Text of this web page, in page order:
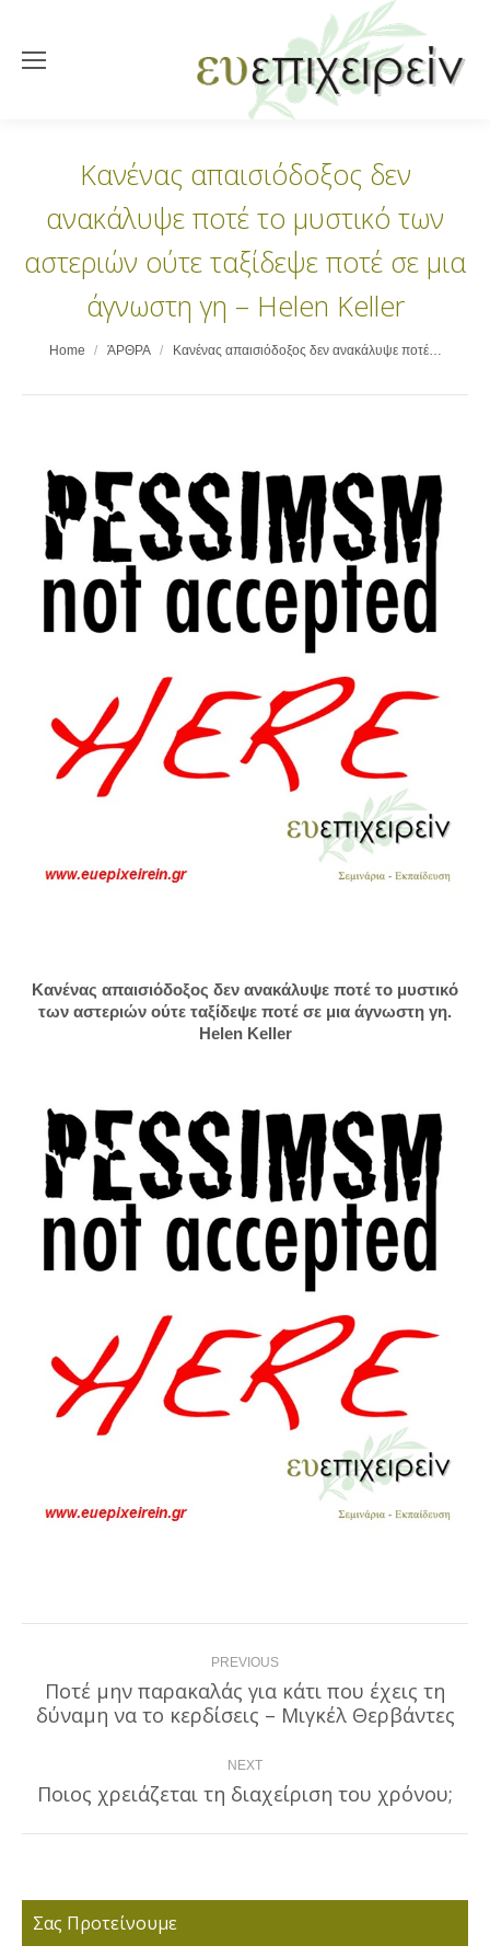
Κανένας απαισιόδοξος δεν
ανακάλυψε ποτέ το μυστικό των
αστεριών ούτε ταξίδεψε ποτέ σε μια
άγνωστη γη – Helen Keller
You are here:
Home ΆΡΘΡΑ Κανένας απαισιόδοξος δεν ανακάλυψε ποτέ…
Κανένας απαισιόδοξος δεν ανακάλυψε ποτέ το μυστικό
των αστεριών ούτε ταξίδεψε ποτέ σε μια άγνωστη γη.
Helen Keller
navigation PREVIOUS
Previous
post:
Ποτέ μην παρακαλάς για κάτι που έχεις τη
δύναμη να το κερδίσεις – Μιγκέλ Θερβάντες
NEXT
Next
post:
Ποιος χρειάζεται τη διαχείριση του χρόνου;
Σας Προτείνουμε